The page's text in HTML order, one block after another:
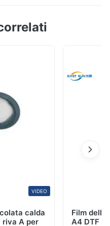
0,05 mm 0,08 mm
tipo di adesivo hot ...
VIDEO
calda
riva A per
Film
A4 DTF